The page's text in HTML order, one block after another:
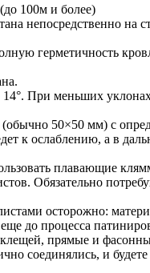
100м и более)
непосредственно на
герметичность
При меньших
(обычно 50×50 мм) с
к ослаблению, а в
плавающие
Обязательно
осторожно:
до процесса
клещей, прямые и
соединялись, и